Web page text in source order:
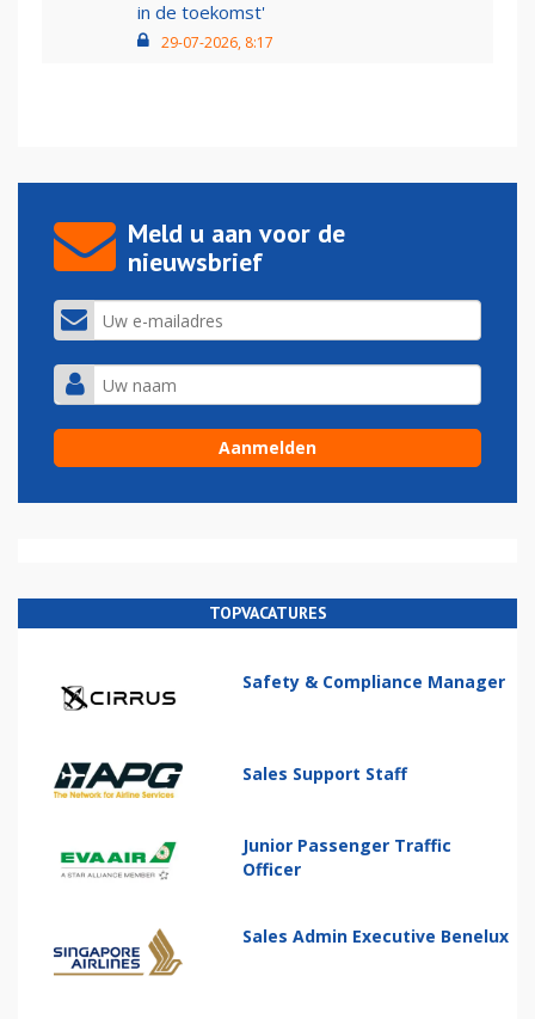
in de toekomst'
29-07-2026, 8:17
Meld u aan voor de
nieuwsbrief
TOPVACATURES
Safety & Compliance Manager
Sales Support Staff
Junior Passenger Traffic
Officer
Sales Admin Executive Benelux